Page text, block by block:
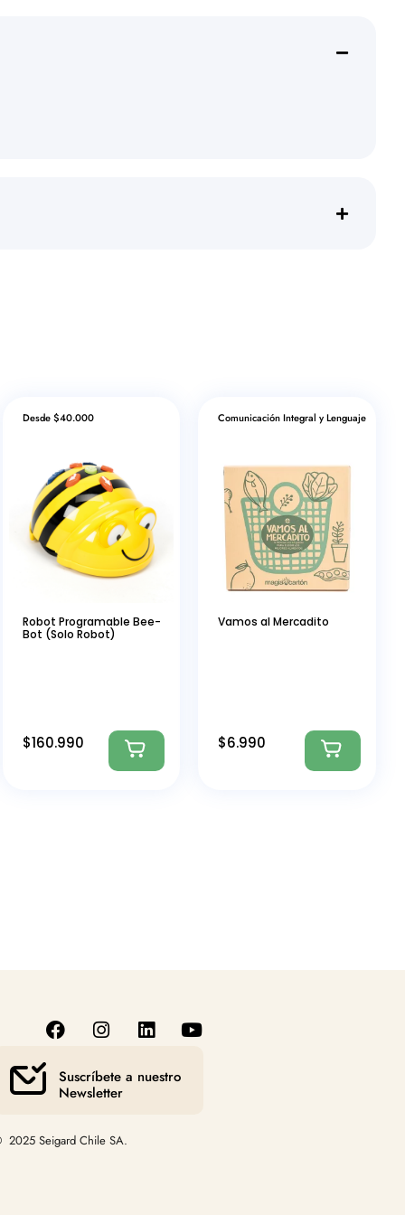
Desde $40.000
Robot Programable Bee-
Bot (Solo Robot)
$160.990
Comunicación Integral y Lenguaje
Vamos al Mercadito
$6.990
Suscríbete a nuestro
Newsletter
Seigard Chile SA.